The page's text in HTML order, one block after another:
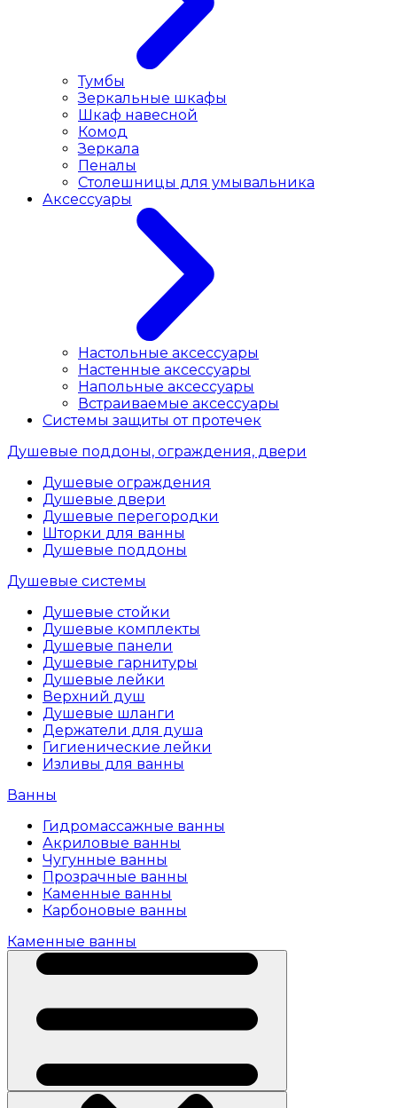
Тумбы
Зеркальные шкафы
Шкаф навесной
Комод
Зеркала
Пеналы
Столешницы для умывальника
Аксессуары
Настольные аксессуары
Настенные аксессуары
Напольные аксессуары
Встраиваемые аксессуары
Системы защиты от протечек
Душевые поддоны, ограждения, двери
Душевые ограждения
Душевые двери
Душевые перегородки
Шторки для ванны
Душевые поддоны
Душевые системы
Душевые стойки
Душевые комплекты
Душевые панели
Душевые гарнитуры
Душевые лейки
Верхний душ
Душевые шланги
Держатели для душа
Гигиенические лейки
Изливы для ванны
Ванны
Гидромассажные ванны
Акриловые ванны
Чугунные ванны
Прозрачные ванны
Каменные ванны
Карбоновые ванны
Каменные ванны